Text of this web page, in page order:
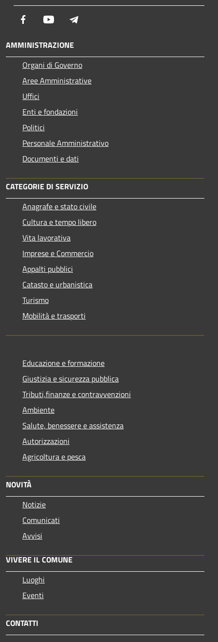
Facebook Youtube
AMMINISTRAZIONE
Organi di Governo
Aree Amministrative
Uffici
Enti e fondazioni
Politici
Personale Amministrativo
Documenti e dati
CATEGORIE DI SERVIZIO
Anagrafe e stato civile
Cultura e tempo libero
Vita lavorativa
Imprese e Commercio
Appalti pubblici
Catasto e urbanistica
Turismo
Mobilità e trasporti
Educazione e formazione
Giustizia e sicurezza pubblica
Tributi,finanze e contravvenzioni
Ambiente
Salute, benessere e assistenza
Autorizzazioni
Agricoltura e pesca
NOVITÀ
Notizie
Comunicati
Avvisi
VIVERE IL COMUNE
Luoghi
Eventi
CONTATTI